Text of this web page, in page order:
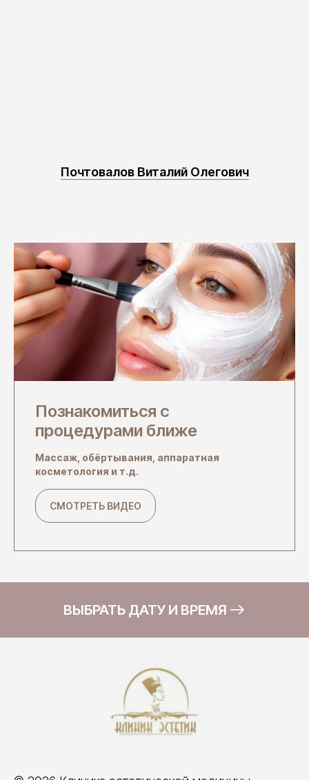
Почтовалов Виталий Олегович
Познакомиться с
процедурами ближе
Массаж, обёртывания, аппаратная
косметология и т.д.
СМОТРЕТЬ ВИДЕО
ВЫБРАТЬ ДАТУ И ВРЕМЯ